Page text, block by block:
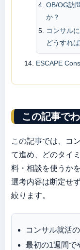
OB/OG訪
か？
コンサル
どうすれ
ESCAPE
この記事で
この記事では、コ
て進め、どのタイ
料・相談を使うか
選考内容は断定せ
絞ります。
コンサル就活
最初の1週間で